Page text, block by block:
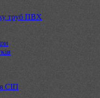
труб ПВХ
СІП